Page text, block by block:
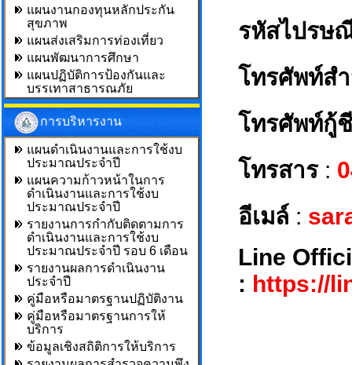
แผนงานกองทุนหลักประกัน
สุขภาพ
แผนส่งเสริมการท่องเที่ยว
แผนพัฒนาการศึกษา
แผนปฏิบัติการป้องกันและ
บรรเทาสาธารณภัย
การบริหารงาน
แผนดำเนินงานและการใช้งบ
ประมาณประจำปี
แผนความก้าวหน้าในการ
ดำเนินงานและการใช้งบ
ประมาณประจำปี
รายงานการกำกับติดตามการ
ดำเนินงานและการใช้งบ
ประมาณประจำปี รอบ 6 เดือน
รายงานผลการดำเนินงาน
ประจำปี
คู่มือหรือมาตรฐานปฏิบัติงาน
คู่มือหรือมาตรฐานการให้
บริการ
ข้อมูลเชิงสถิติการให้บริการ
รหัสไปรษ
โทรศัพท์ส
โทรศัพท์กู้
โทรสาร:
อีเมล์ :
Line
: https://